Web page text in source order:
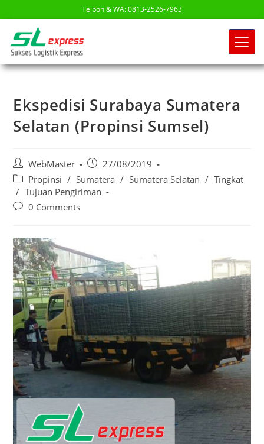
Telpon & WA: 0813-2526-7963
Ekspedisi Surabaya Sumatera
Selatan (Propinsi Sumsel)
WebMaster
27/08/2019
Propinsi / Sumatera / Sumatera Selatan / Tingkat
/ Tujuan Pengiriman
0 Comments